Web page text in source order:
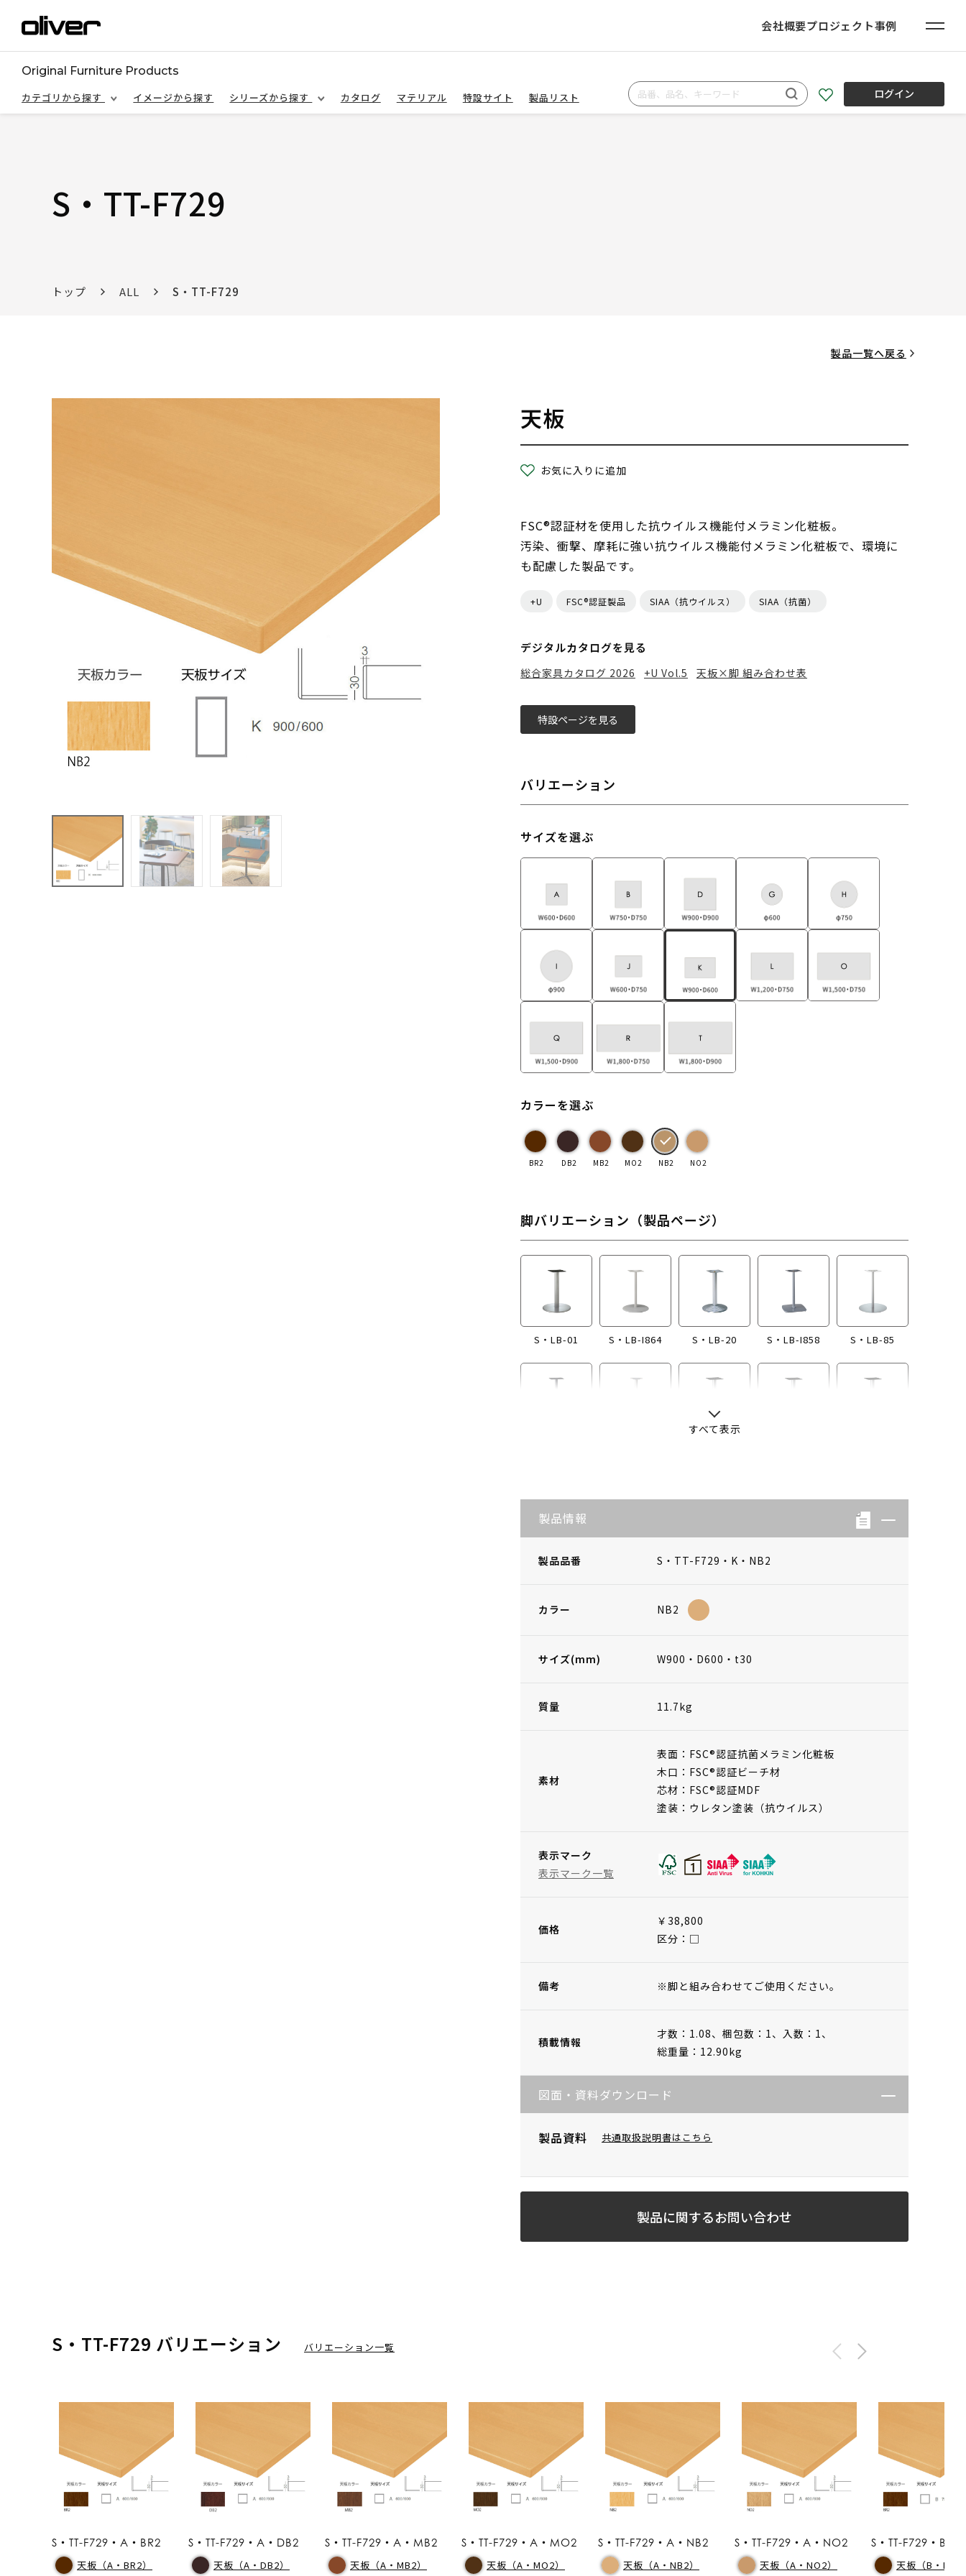
会社概要プロジェクト事例
Original Furniture Products
カテゴリから探す
イメージから探す シリーズから探す カタログ マテリアル 特設サイト 製品リスト ログイン
S・TT-F729
トップ ALL S・TT-F729
製品一覧へ戻る
天板
お気に入りに追加
FSC®認証材を使用した抗ウイルス機能付メラミン化粧板。
汚染、衝撃、摩耗に強い抗ウイルス機能付メラミン化粧板で、環境に
も配慮した製品です。
+U FSC®認証製品 SIAA（抗ウイルス） SIAA（抗菌）
デジタルカタログを見る
総合家具カタログ 2026 +U Vol.5 天板×脚 組み合わせ表
特設ページを見る
バリエーション
サイズを選ぶ
カラーを選ぶ
BR2 DB2 MB2 MO2 NB2 NO2
脚バリエーション（製品ページ）
S・LB-01 S・LB-I864 S・LB-20 S・LB-I858 S・LB-85
すべて表示
製品情報
製品品番 S・TT-F729・K・NB2
カラー NB2
サイズ(mm) W900・D600・t30
質量 11.7kg
素材
表面：FSC®認証抗菌メラミン化粧板
木口：FSC®認証ビーチ材
芯材：FSC®認証MDF
塗装：ウレタン塗装（抗ウイルス）
表示マーク
表示マーク一覧
価格
￥38,800
区分：□
備考 ※脚と組み合わせてご使用ください。
積載情報
才数：1.08、 梱包数：1、 入数：1、
総重量：12.90kg
図面・資料ダウンロード
製品資料 共通取扱説明書はこちら
製品に関するお問い合わせ
S・TT-F729 バリエーション バリエーション一覧
S・TT-F729・A・BR2
天板（A・BR2）
S・TT-F729・A・DB2
天板（A・DB2）
S・TT-F729・A・MB2
天板（A・MB2）
S・TT-F729・A・MO2
天板（A・MO2）
S・TT-F729・A・NB2
天板（A・NB2）
S・TT-F729・A・NO2
天板（A・NO2）
S・TT-F729・B・
天板（B・BR2